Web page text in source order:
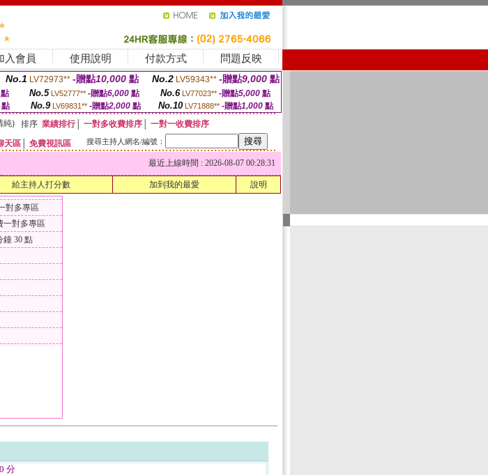
入會員 使用說明 付款方式 問題反映
No.1 LV72973** -贈點10,000 點 No.2 LV59343** -贈點9,000 點
No.5 LV52777** -贈點6,000點 No.6 LV77023** -贈點5,000點
點 No.9 LV69831** -贈點2,000點 No.10 LV71888** -贈點1,000 點
純) 排序 業績排行│ 一對多收費排序
一對一收費排序
天區 免費視訊區 搜尋主持人網名/編號：
最近上線時間 : 2026-08-07 00:28:31
給主持人打分數 加到我的最愛 說明
對多專區
一對多專區
鐘 30 點
分